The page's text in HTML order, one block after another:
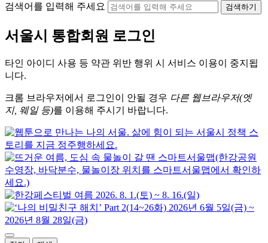
검색어를 입력해 주세요 검색하기
서울시 통합회원 로그인
타인 아이디 사용 등 약관 위반 행위 시 서비스 이용이 중지됩
니다.
크롬 브라우저에서 로그인이 안될 경우 다른 웹브라우저(엣
지, 웨일 등)를 이용해 주시기 바랍니다.